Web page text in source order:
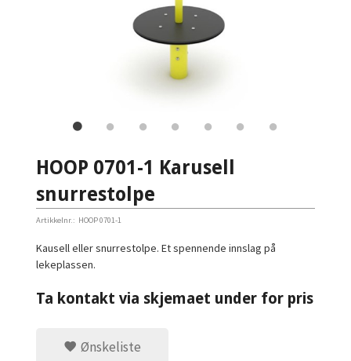
HOOP 0701-1 Karusell
snurrestolpe
Artikkelnr.: HOOP 0701-1
Kausell eller snurrestolpe. Et spennende innslag på
lekeplassen.
Ta kontakt via skjemaet under for pris
Ønskeliste